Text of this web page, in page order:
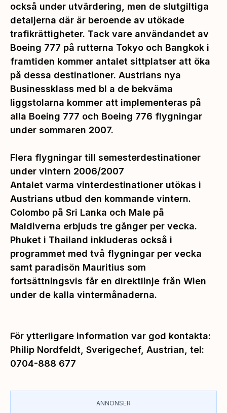
också under utvärdering, men de slutgiltiga
detaljerna där är beroende av utökade
trafikrättigheter. Tack vare användandet av
Boeing 777 på rutterna Tokyo och Bangkok i
framtiden kommer antalet sittplatser att öka
på dessa destinationer. Austrians nya
Businessklass med bl a de bekväma
liggstolarna kommer att implementeras på
alla Boeing 777 och Boeing 776 flygningar
under sommaren 2007.
Flera flygningar till semesterdestinationer
under vintern 2006/2007
Antalet varma vinterdestinationer utökas i
Austrians utbud den kommande vintern.
Colombo på Sri Lanka och Male på
Maldiverna erbjuds tre gånger per vecka.
Phuket i Thailand inkluderas också i
programmet med två flygningar per vecka
samt paradisön Mauritius som
fortsättningsvis får en direktlinje från Wien
under de kalla vintermånaderna.
För ytterligare information var god kontakta:
Philip Nordfeldt, Sverigechef, Austrian, tel:
0704-888 677
ANNONSER